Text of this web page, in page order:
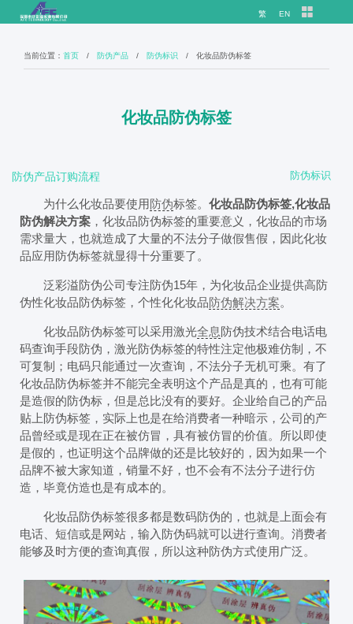
繁 EN
当前位置： 首页 / 防伪产品 / 防伪标识 / 化妆品防伪标签
化妆品防伪标签
防伪产品订购流程 防伪标识
为什么化妆品要使用防伪标签。 化妆品防伪标签,化妆品
防伪解决方案 ，化妆品防伪标签的重要意义，化妆品的市场
需求量大，也就造成了大量的不法分子做假售假，因此化妆
品应用防伪标签就显得十分重要了。
泛彩溢防伪公司专注防伪15年，为化妆品企业提供高防
伪性化妆品防伪标签，个性化化妆品防伪解决方案。
化妆品防伪标签可以采用激光全息防伪技术结合电话电
码查询手段防伪，激光防伪标签的特性注定他极难仿制，不
可复制；电码只能通过一次查询，不法分子无机可乘。有了
化妆品防伪标签并不能完全表明这个产品是真的，也有可能
是造假的防伪标，但是总比没有的要好。企业给自己的产品
贴上防伪标签，实际上也是在给消费者一种暗示，公司的产
品曾经或是现在正在被仿冒，具有被仿冒的价值。所以即使
是假的，也证明这个品牌做的还是比较好的，因为如果一个
品牌不被大家知道，销量不好，也不会有不法分子进行仿
造，毕竟仿造也是有成本的。
化妆品防伪标签很多都是数码防伪的，也就是上面会有
电话、短信或是网站，输入防伪码就可以进行查询。消费者
能够及时方便的查询真假，所以这种防伪方式使用广泛。